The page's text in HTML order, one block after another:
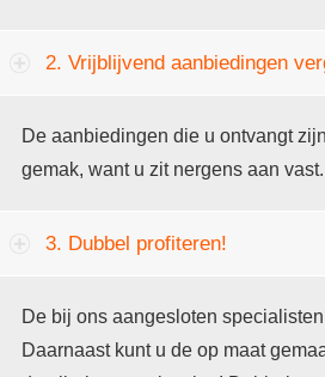
2. Vrijblijvend aanbiedingen
De aanbiedingen die u ontvangt
gemak, want u zit nergens aan
3. Dubbel profiteren!
De bij ons aangesloten
Daarnaast kunt u de op maat